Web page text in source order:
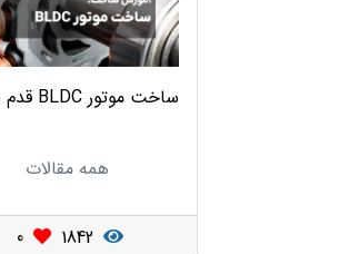
ساخت موتور BLDC قدم به قدم
همه مقالات
1842
0